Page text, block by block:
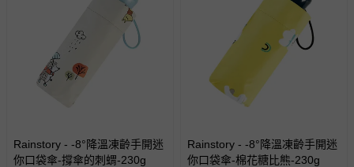
Rainstory - -8°降溫凍齡手開迷
你口袋傘-撐傘的刺蝟-230g
Rainstory - -8°降溫凍齡手開迷
你口袋傘-棉花糖比熊-230g